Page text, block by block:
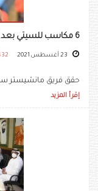
6 مكاسب للسيتي بعد الفوز الكبير على نورويتش في البريميير ليج
حقق فريق مانشيستر
إقرأ المزيد